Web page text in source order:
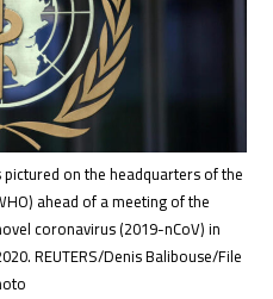
pictured on the headquarters of the
ahead of a meeting of the
coronavirus (2019-nCoV) in
REUTERS/Denis Balibouse/File